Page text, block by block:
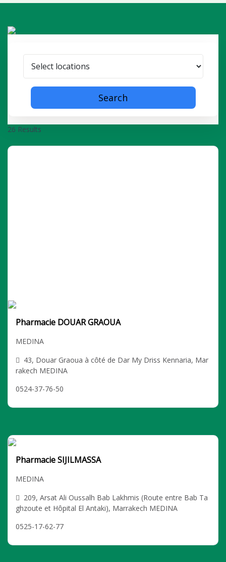
Search
26 Results
Pharmacie DOUAR GRAOUA
MEDINA
43, Douar Graoua à côté de Dar My Driss Kennaria, Mar
rakech MEDINA
0524-37-76-50
Pharmacie SIJILMASSA
MEDINA
209, Arsat Ali Oussalh Bab Lakhmis (Route entre Bab Ta
ghzoute et Hôpital El Antaki), Marrakech MEDINA
0525-17-62-77